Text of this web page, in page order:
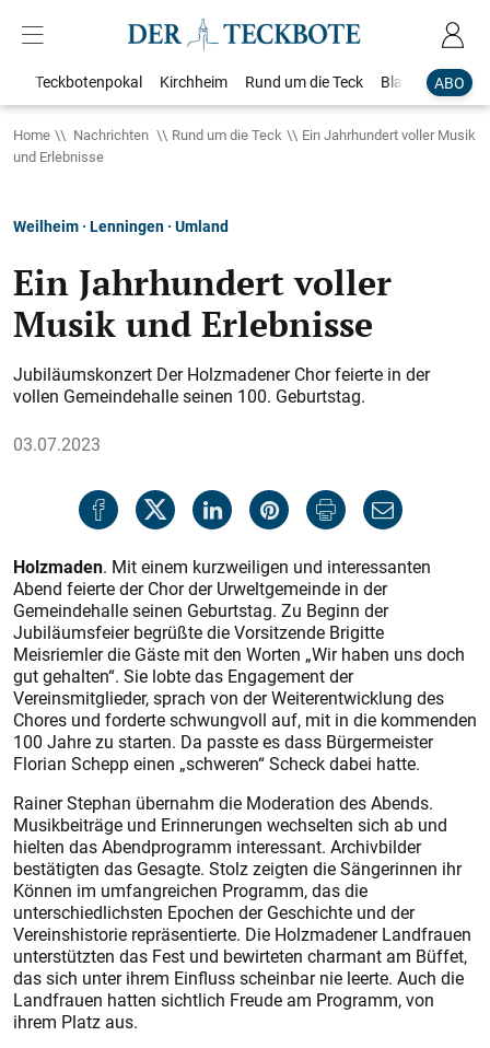
ABO
Teckbotenpokal Kirchheim Rund um die Teck Blaulicht
Home Nachrichten Rund um die Teck
Ein Jahrhundert voller Musik
und Erlebnisse
Weilheim · Lenningen · Umland
Ein Jahrhundert voller
Musik und Erlebnisse
Jubiläumskonzert Der Holzmadener Chor feierte in der
vollen Gemeindehalle seinen 100. Geburtstag.
03.07.2023
Holzmaden. Mit einem kurzweiligen und interessanten
Abend feierte der Chor der Urweltgemeinde in der
Gemeindehalle seinen Geburtstag. Zu Beginn der
Jubiläumsfeier begrüßte die Vorsitzende Brigitte
Meisriemler die Gäste mit den Worten „Wir haben uns doch
gut gehalten“. Sie lobte das Engagement der
Vereinsmitglieder, sprach von der Weiterentwicklung des
Chores und forderte schwungvoll auf, mit in die kommenden
100 Jahre zu starten. Da passte es dass Bürgermeister
Florian Schepp einen „schweren“ Scheck dabei hatte.
Rainer Stephan übernahm die Moderation des Abends.
Musikbeiträge und Erinnerungen wechselten sich ab und
hielten das Abendprogramm interessant. Archivbilder
bestätigten das Gesagte. Stolz zeigten die Sängerinnen ihr
Können im umfangreichen Programm, das die
unterschiedlichsten Epochen der Geschichte und der
Vereinshistorie repräsentierte. Die Holzmadener Landfrauen
unterstützten das Fest und bewirteten charmant am Büffet,
das sich unter ihrem Einfluss scheinbar nie leerte. Auch die
Landfrauen hatten sichtlich Freude am Programm, von
ihrem Platz aus.